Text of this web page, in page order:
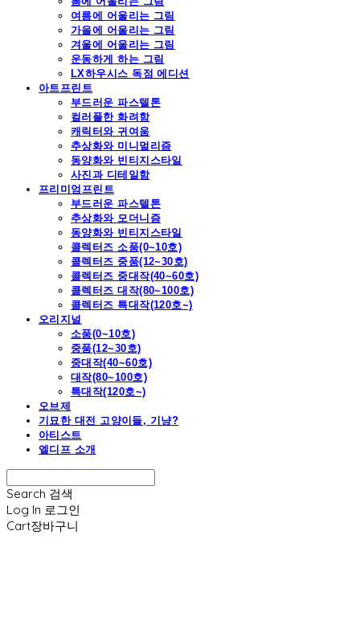
여름에 어울리는 그림
가을에 어울리는 그림
겨울에 어울리는 그림
운동하게 하는 그림
LX하우시스 독점 에디션
아트프린트
부드러운 파스텔톤
컬러풀한 화려함
캐릭터와 귀여움
추상화와 미니멀리즘
동양화와 빈티지스타일
사진과 디테일함
프리미엄프린트
부드러운 파스텔톤
추상화와 모더니즘
동양화와 빈티지스타일
콜렉터즈 소품(0~10호)
콜렉터즈 중품(12~30호)
콜렉터즈 중대작(40~60호)
콜렉터즈 대작(80~100호)
콜렉터즈 특대작(120호~)
오리지널
소품(0~10호)
중품(12~30호)
중대작(40~60호)
대작(80~100호)
특대작(120호~)
오브제
기묘한 대전 고양이들, 기냥?
아티스트
엘디프 소개
Search 검색
Log In 로그인
Cart장바구니